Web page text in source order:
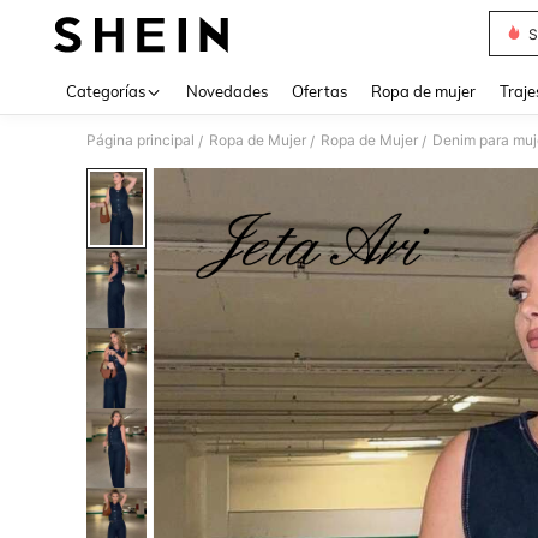
Categorías Novedades Ofertas Ropa de mujer
Página principal / Ropa de Mujer / Ropa de Mujer / Denim para